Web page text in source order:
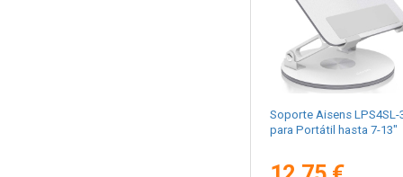
Soporte Aisens LPS4SL-
para Portátil hasta 7-13"